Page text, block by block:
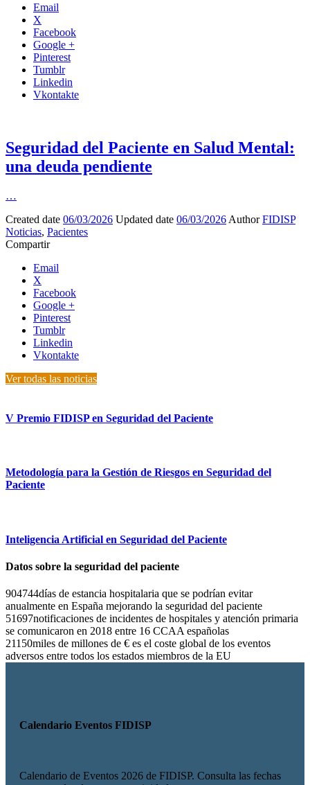
Email
X
Facebook
Google +
Pinterest
Tumblr
Linkedin
Vkontakte
Seguridad del Paciente en Salud Mental:
una deuda pendiente
…
Created date 06/03/2026 Updated date 06/03/2026 AuthorFIDISP
Noticias, Pacientes
Compartir
Email
X
Facebook
Google +
Pinterest
Tumblr
Linkedin
Vkontakte
Ver todas las noticias
V Premio FIDISP en Seguridad del Paciente
Metodología para la Gestión de Riesgos en Seguridad del
Paciente
Inteligencia Artificial en Seguridad del Paciente
Datos sobre la seguridad del paciente
904744días de estancia hospitalaria que se podrían evitar
anualmente en España mejorando la seguridad del paciente
51697notificaciones de incidentes de hospitales y atención primaria
se comunicaron en 2018 entre 16 CCAA españolas
21150miles de millones de € es el coste global de los eventos
adversos entre todos los estados miembros de la EU
Calendario Eventos FIDISP
Calendario de Eventos 2026 de FIDISP. Consulta las fechas